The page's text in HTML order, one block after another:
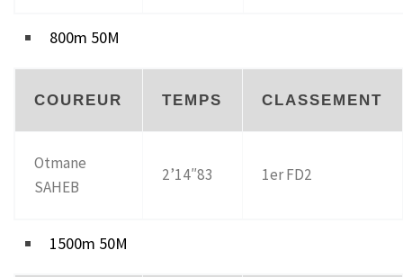
800m 50M
COUREUR TEMPS CLASSEMENT
Otmane
SAHEB
2’14″83 1er FD2
1500m 50M